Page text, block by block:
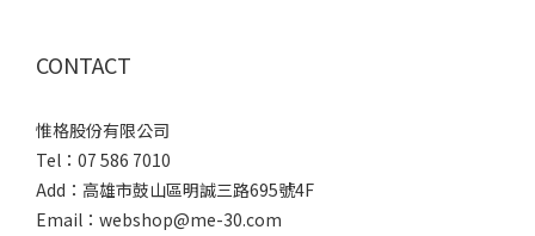
CONTACT
惟格股份有限公司
Tel：07 586 7010
Add： 高雄市鼓山區明誠三路695號4F
Email：webshop@me-30.com